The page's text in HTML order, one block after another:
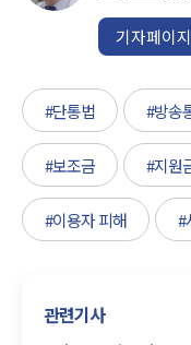
기자페이지
#단통법 #방송
#보조금 #지원
#이용자 피해 #
관련기사